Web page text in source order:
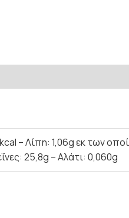
– Λίπη: 1,06g εκ των
25,8g – Αλάτι: 0,060g